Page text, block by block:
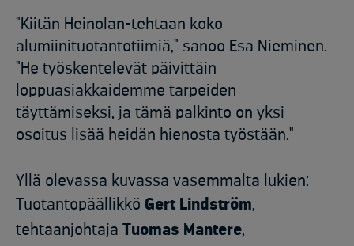
"Kiitän Heinolan-tehtaan koko
alumiinituotantotiimiä," sanoo Esa Nieminen.
"He työskentelevät päivittäin
loppuasiakkaidemme tarpeiden
täyttämiseksi, ja tämä palkinto on yksi
osoitus lisää heidän hienosta työstään."
Yllä olevassa kuvassa vasemmalta lukien:
Tuotantopäällikkö Gert Lindström,
tehtaanjohtaja Tuomas Mantere,